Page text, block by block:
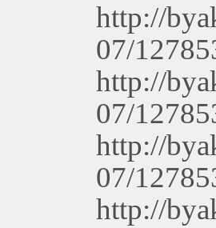
http://
07/
http://
07/
http://
07/
http://